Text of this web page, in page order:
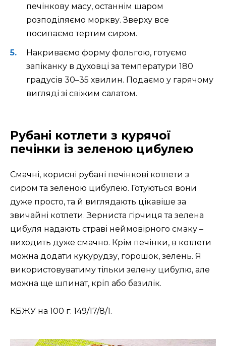
печінкову масу, останнім шаром
розподіляємо моркву. Зверху все
посипаємо тертим сиром.
Накриваємо форму фольгою, готуємо
запіканку в духовці за температури 180
градусів 30–35 хвилин. Подаємо у гарячому
вигляді зі свіжим салатом.
Рубані котлети з курячої
печінки із зеленою цибулею
Смачні, корисні рубані печінкові котлети з
сиром та зеленою цибулею. Готуються вони
дуже просто, та й виглядають цікавіше за
звичайні котлети. Зерниста гірчиця та зелена
цибуля надають страві неймовірного смаку –
виходить дуже смачно. Крім печінки, в котлети
можна додати кукурудзу, горошок, зелень. Я
використовуватиму тільки зелену цибулю, але
можна ще шпинат, кріп або базилік.
КБЖУ на 100 г: 149/17/8/1.